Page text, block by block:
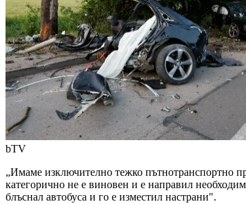
bTV
„Имаме изключително тежко пътнотранспортно
категорично не е виновен и е направил
блъснал автобуса и го е изместил настрани".